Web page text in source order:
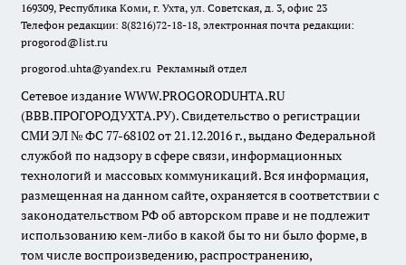
169309, Республика Коми, г. Ухта, ул. Советская, д. 3, офис 23
Телефон редакции: 8(8216)72-18-18, электронная почта редакции:
progorod@list.ru
progorod.uhta@yandex.ru Рекламный отдел
Сетевое издание WWW.PROGORODUHTA.RU
(ВВВ.ПРОГОРОДУХТА.РУ). Свидетельство о регистрации
СМИ ЭЛ № ФС 77-68102 от 21.12.2016 г., выдано Федеральной
службой по надзору в сфере связи, информационных
технологий и массовых коммуникаций. Вся информация,
размещенная на данном сайте, охраняется в соответствии с
законодательством РФ об авторском праве и не подлежит
использованию кем-либо в какой бы то ни было форме, в
том числе воспроизведению, распространению,